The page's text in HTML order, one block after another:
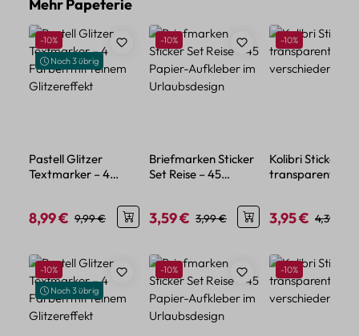
Mehr Papeterie
Rabatt
-10%
Noch 3 übrig
Pastell Glitzer
Textmarker – 4
Verkaufspreis:
8,99 € Regulärer Preis:
9,99 €
Rabatt
-10%
Briefmarken Sticker
Set Reise – 45
Verkaufspreis:
3,59 € Regulärer Preis:
3,99 €
Rabatt
-10%
Kolibri Sticker
transparent – 50
Verkaufspreis:
3,95 € 4,39 €
Produktgalerie überspringen
Rabatt
-10%
Noch 3 übrig
Rabatt
-10% Rabatt
-10%